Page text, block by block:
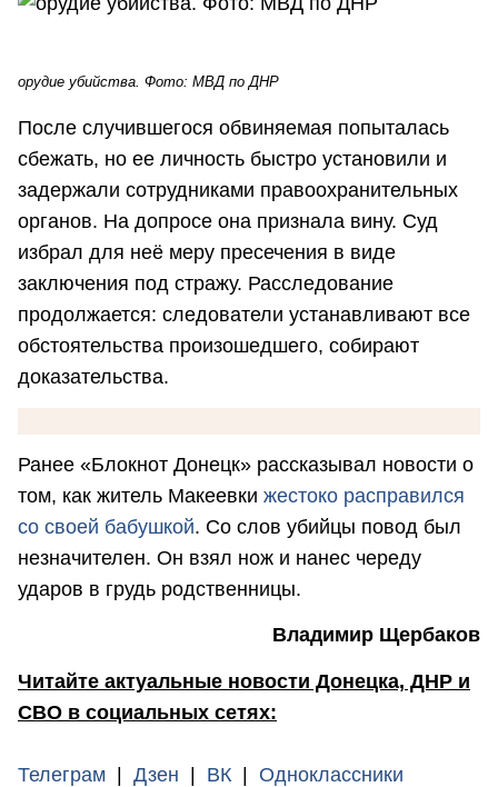
орудие убийства. Фото: МВД по ДНР
После случившегося обвиняемая попыталась
сбежать, но ее личность быстро установили и
задержали сотрудниками правоохранительных
органов. На допросе она признала вину. Суд
избрал для неё меру пресечения в виде
заключения под стражу. Расследование
продолжается: следователи устанавливают все
обстоятельства произошедшего, собирают
доказательства.
Ранее «Блокнот Донецк» рассказывал новости о
том, как житель Макеевки жестоко расправился
со своей бабушкой. Со слов убийцы повод был
незначителен. Он взял нож и нанес череду
ударов в грудь родственницы.
Владимир Щербаков
Читайте актуальные новости Донецка, ДНР и
СВО в социальных сетях:
Телеграм | Дзен | ВК | Одноклассники